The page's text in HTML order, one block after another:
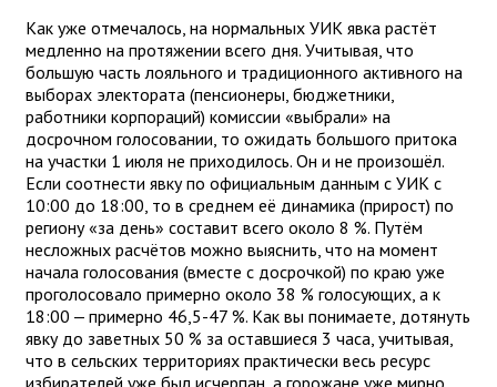
Как уже отмечалось, на нормальных УИК явка растёт
медленно на протяжении всего дня. Учитывая, что
большую часть лояльного и традиционного активного на
выборах электората (пенсионеры, бюджетники,
работники корпораций) комиссии «выбрали» на
досрочном голосовании, то ожидать большого притока
на участки 1 июля не приходилось. Он и не произошёл.
Если соотнести явку по официальным данным с УИК с
10:00 до 18:00, то в среднем её динамика (прирост) по
региону «за день» составит всего около 8 %. Путём
несложных расчётов можно выяснить, что на момент
начала голосования (вместе с досрочкой) по краю уже
проголосовало примерно около 38 % голосующих, а к
18:00 — примерно 46,5-47 %. Как вы понимаете, дотянуть
явку до заветных 50 % за оставшиеся 3 часа, учитывая,
что в сельских территориях практически весь ресурс
избирателей уже был исчерпан, а горожане уже мирно